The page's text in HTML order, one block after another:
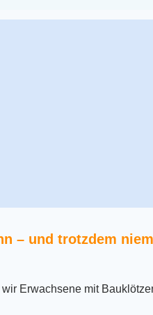
– und trotzdem
Erwachsene mit